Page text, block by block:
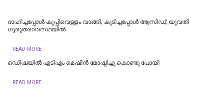
ദാഹിച്ചപ്പോള്‍ കുപ്പിവെള്ളം വാങ്ങി, കുടിച്ചപ്പോള്‍ ആസിഡ്; യുവതി
ഗുരുതരാവസ്ഥയില്‍
READ MORE
ഒഡീഷയിൽ എടിഎം മെഷീൻ മോഷ്ടിച്ചു കൊണ്ടു പോയി
READ MORE